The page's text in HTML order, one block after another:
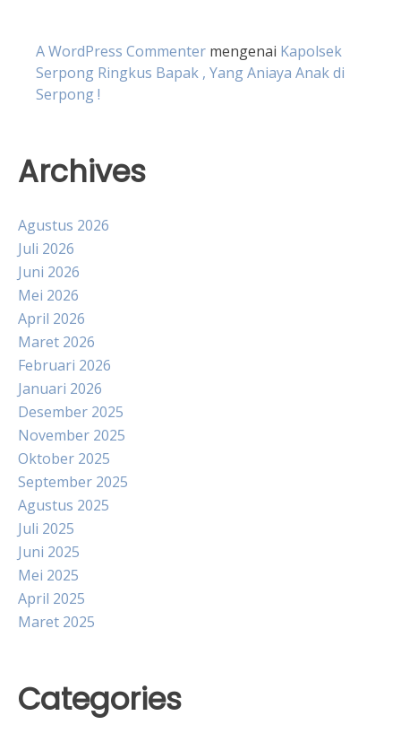
A WordPress Commenter mengenai Kapolsek
Serpong Ringkus Bapak , Yang Aniaya Anak di
Serpong !
Archives
Agustus 2026
Juli 2026
Juni 2026
Mei 2026
April 2026
Maret 2026
Februari 2026
Januari 2026
Desember 2025
November 2025
Oktober 2025
September 2025
Agustus 2025
Juli 2025
Juni 2025
Mei 2025
April 2025
Maret 2025
Categories